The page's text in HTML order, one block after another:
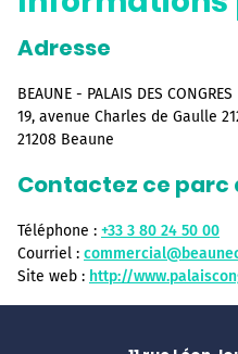
Adresse
BEAUNE - PALAIS DES CONGRES
19, avenue Charles de Gaulle
21208 Beaune
Contactez ce parc
Téléphone : +33 3 80 24 50 00
Courriel :
Site web : http://